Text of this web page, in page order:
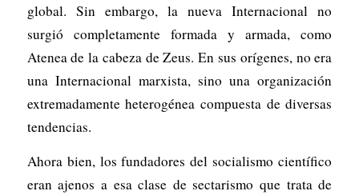
global. Sin embargo, la nueva Internacional no
surgió completamente formada y armada, como
Atenea de la cabeza de Zeus. En sus orígenes, no era
una Internacional marxista, sino una organización
extremadamente heterogénea compuesta de diversas
tendencias.
Ahora bien, los fundadores del socialismo científico
eran ajenos a esa clase de sectarismo que trata de